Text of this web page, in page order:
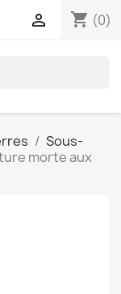
shopping_cart (0)

Sous-
morte aux